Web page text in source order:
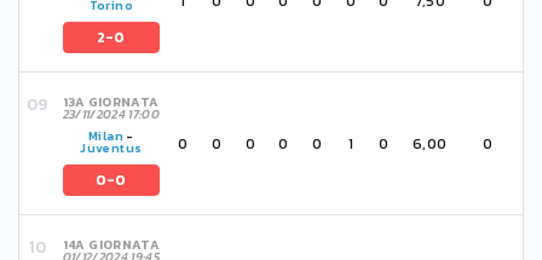
Torino
2-0
13A GIORNATA
23/11/2024 17:00
Milan-
Juventus
0-0
0 0 0 0 0 1 0 6,00 0
14A GIORNATA